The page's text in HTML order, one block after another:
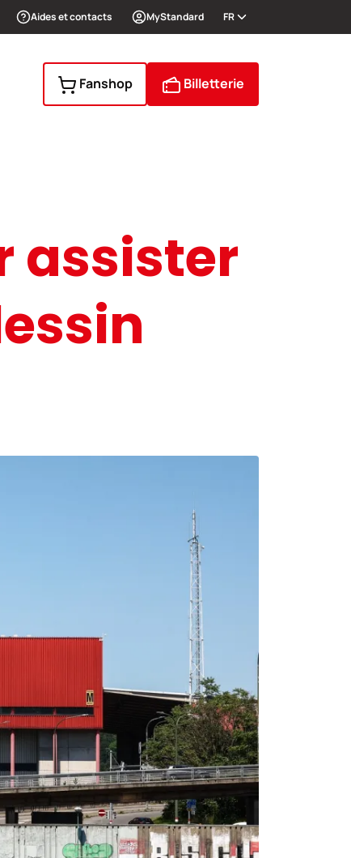
Aides et contacts MyStandard FR
Fanshop Billetterie
assister